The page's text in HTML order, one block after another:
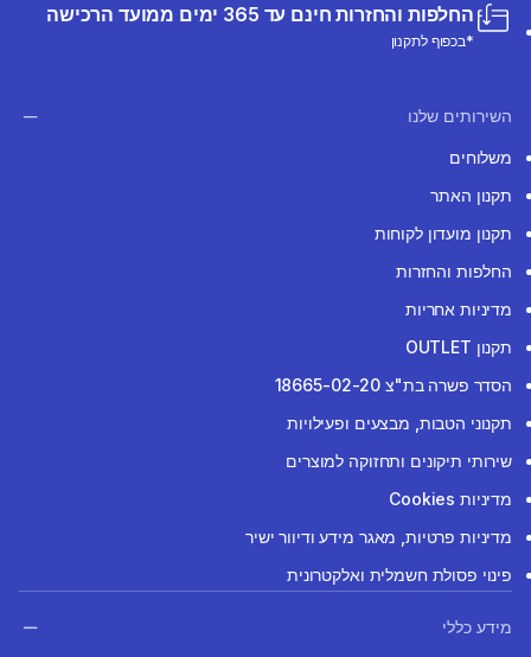
החלפות והחזרות חינם עד 365 ימים ממועד הרכישה
*בכפוף לתקנון
השירותים שלנו
משלוחים
תקנון האתר
תקנון מועדון לקוחות
החלפות והחזרות
מדיניות אחריות
תקנון OUTLET
הסדר פשרה בת"צ 18665-02-20
תקנוני הטבות, מבצעים ופעילויות
שירותי תיקונים ותחזוקה למוצרים
מדיניות Cookies
מדיניות פרטיות, מאגר מידע ודיוור ישיר
פינוי פסולת חשמלית ואלקטרונית
מידע כללי